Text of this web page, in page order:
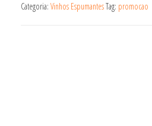
Categoria: Vinhos EspumantesTag: promocao